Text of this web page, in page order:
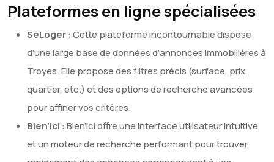
Plateformes en ligne spécialisées
SeLoger: Cette plateforme incontournable dispose
d’une large base de données d’annonces immobilières à
Troyes. Elle propose des filtres précis (surface, prix,
quartier, etc.) et des options de recherche avancées
pour affiner vos critères.
Bien’ici : Bien’ici offre une interface utilisateur intuitive
et un moteur de recherche performant pour trouver